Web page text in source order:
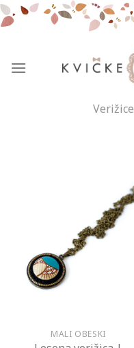
Skip
to
Verižice
MALI OBESKI